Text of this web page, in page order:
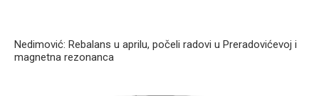
Nedimović: Rebalans u aprilu, počeli radovi u Preradovićevoj i
magnetna rezonanca